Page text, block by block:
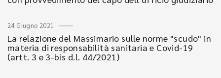
24 Giugno 2021
La relazione del Massimario sulle norme "scudo" in
materia di responsabilità sanitaria e Covid-19
(artt. 3 e 3-bis d.l. 44/2021)